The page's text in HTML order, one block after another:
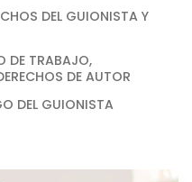
DEL GUIONISTA Y
DE TRABAJO,
DE AUTOR
DEL GUIONISTA